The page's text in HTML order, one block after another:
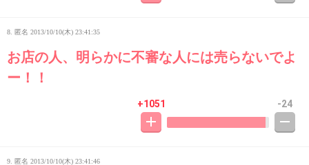
8. 匿名 2013/10/10(木) 23:41:35
お店の人、明らかに不審な人には売らないでよ
ー！！
+1051 -24
9. 匿名 2013/10/10(木) 23:41:46